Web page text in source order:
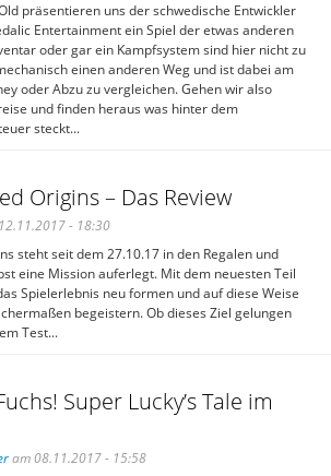
präsentieren uns der schwedische Entwickler
Entertainment ein Spiel der etwas anderen
oder gar ein Kampfsystem sind hier nicht zu
einen anderen Weg und ist dabei am
oder Abzu zu vergleichen. Gehen wir also
und finden heraus was hinter dem
steckt...
Origins – Das Review
- 18:30
steht seit dem 27.10.17 in den Regalen und
eine Mission auferlegt. Mit dem neuesten Teil
Spielerlebnis neu formen und auf diese Weise
begeistern. Ob dieses Ziel gelungen
Test...
Super Lucky’s Tale im
am 08.11.2017 - 15:58